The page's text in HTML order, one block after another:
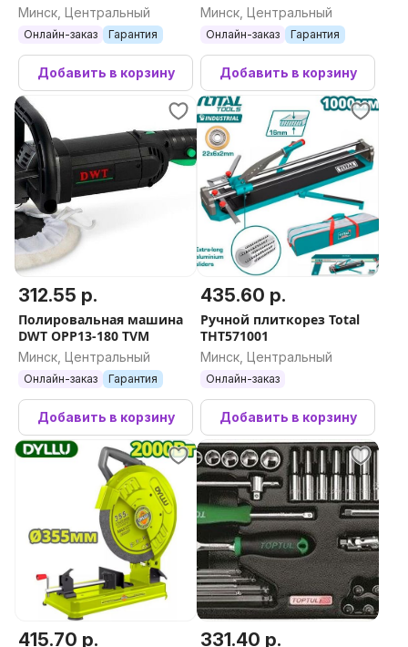
0329268 (без АКБ)
Минск, Центральный
Онлайн-заказ Гарантия
Добавить в корзину
(с 1-им АКБ)
Минск, Центральный
Онлайн-заказ Гарантия
Добавить в корзину
312.55 р.
Полировальная машина
DWT OPP13-180 TVM
Минск, Центральный
Онлайн-заказ Гарантия
Добавить в корзину
435.60 р.
Ручной плиткорез Total
THT571001
Минск, Центральный
Онлайн-заказ
Добавить в корзину
415.70 р. 331.40 р.